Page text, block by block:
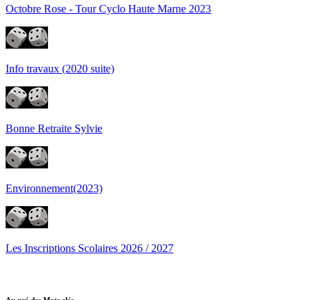
Octobre Rose - Tour Cyclo Haute Marne 2023
Info travaux (2020 suite)
Bonne Retraite Sylvie
Environnement(2023)
Les Inscriptions Scolaires 2026 / 2027